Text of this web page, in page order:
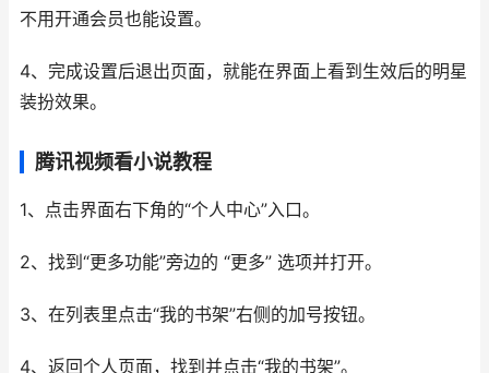
不用开通会员也能设置。
4、完成设置后退出页面，就能在界面上看到生效后的明星
装扮效果。
腾讯视频看小说教程
1、点击界面右下角的“个人中心”入口。
2、找到“更多功能”旁边的 “更多” 选项并打开。
3、在列表里点击“我的书架”右侧的加号按钮。
4、返回个人页面，找到并点击“我的书架”。